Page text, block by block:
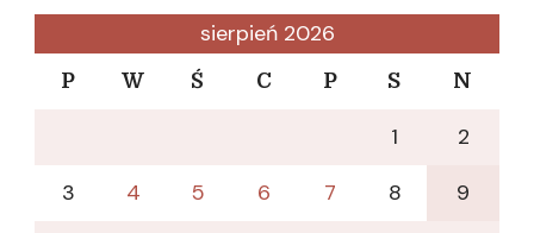
sierpień 2026
P W Ś C P S N
1
2
3
4 5 6 7 8
9